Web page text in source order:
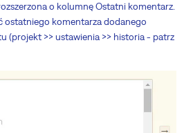
o kolumnę Ostatni komentarz.
ostatniego komentarza dodanego
(projekt >> ustawienia >> historia - patrz